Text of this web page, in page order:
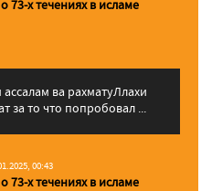
73-х течениях в исламе
за то что попробовал ...
00:43
73-х течениях в исламе